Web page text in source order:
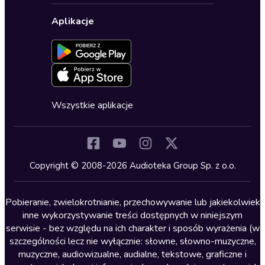
Dla młodzieży
Kryminały
Lektury szkolne
Literatura anglojęzyczna
Literatura faktu
Literatura obyczajowa
Literatura piękna obca
Ustawienia prywatności
Formularz zgłaszania nielegalnych treści
Deklaracja dostępności
Oferta dla firm i bibliotek
Dołącz do newslettera
Blog
Zapowiedzi
Cykle audiobooków
Aplikacje
Wszystkie aplikacje
Copyright © 2008-2026 Audioteka Group Sp. z o.o.
Pobieranie, zwielokrotnianie, przechowywanie lub jakiekolwiek
inne wykorzystywanie treści dostępnych w niniejszym
serwisie - bez względu na ich charakter i sposób wyrażenia (w
szczególności lecz nie wyłącznie: słowne, słowno-muzyczne,
muzyczne, audiowizualne, audialne, tekstowe, graficzne i